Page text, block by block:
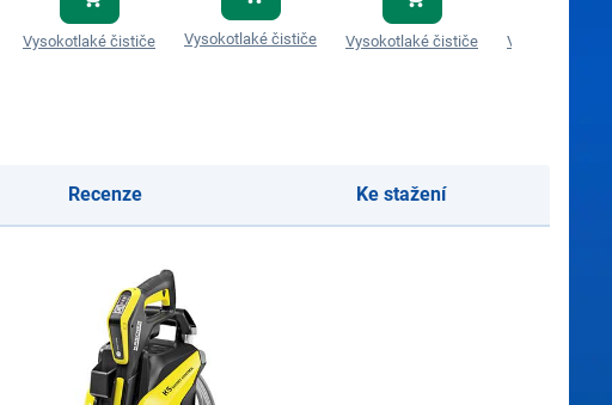
Vysokotlaké čističe Vysokotlaké čističe Vysokotlaké čističe Vysokotlaké
Recenze Ke stažení